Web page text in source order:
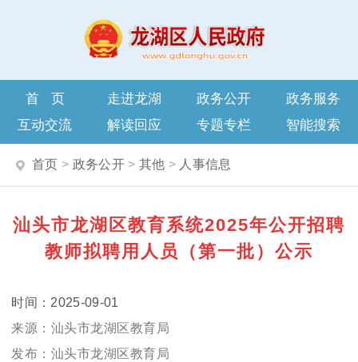
首页 走进龙湖 政务公开
政务服务
互动交流
解读回应 专题专栏 智能搜索
首页 > 政务公开> 其他 > 人事信息
汕头市龙湖区教育系统2025年公开招聘
教师拟聘用人员（第一批）公示
2025-09-01
汕头市龙湖区教育局
汕头市龙湖区教育局